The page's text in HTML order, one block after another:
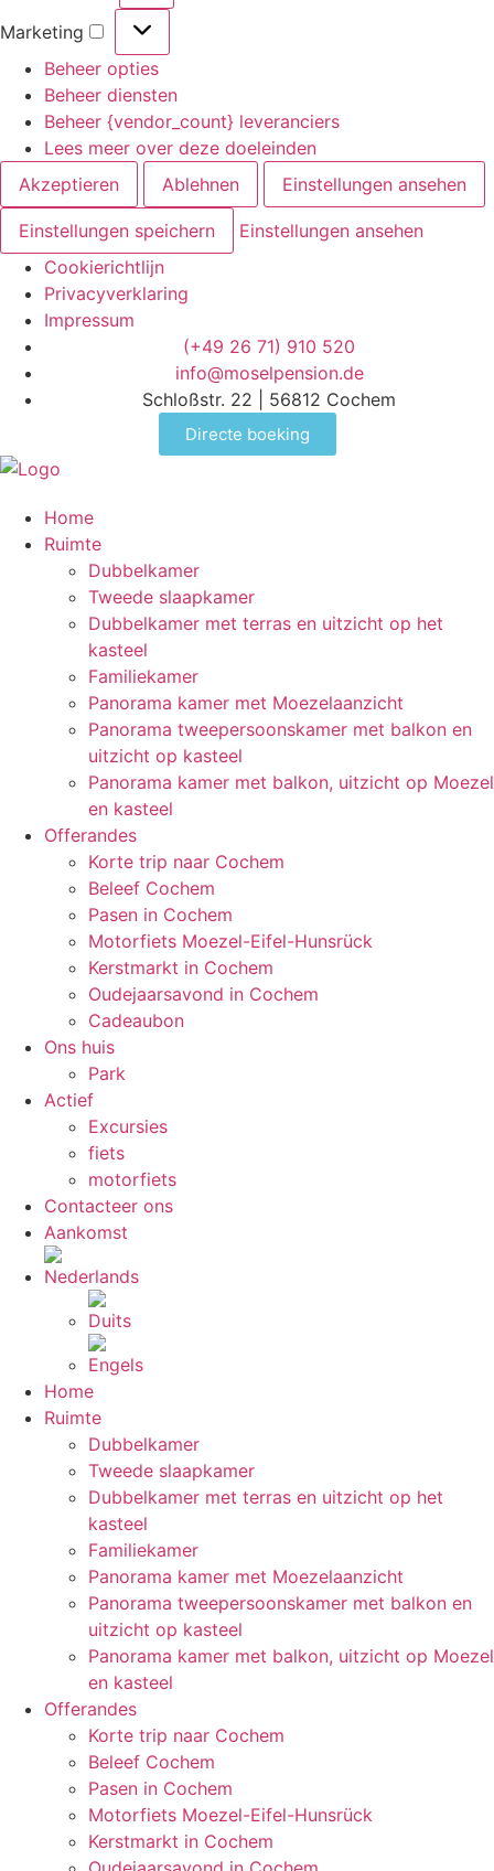
Marketing
Beheer opties
Beheer diensten
Beheer {vendor_count} leveranciers
Lees meer over deze doeleinden
Akzeptieren
Ablehnen Einstellungen ansehen
Einstellungen speichern
Einstellungen ansehen
Cookierichtlijn
Privacyverklaring
Impressum
(+49 26 71) 910 520
info@moselpension.de
Schloßstr. 22 | 56812 Cochem
Directe boeking
Home
Ruimte
Dubbelkamer
Tweede slaapkamer
Dubbelkamer met terras en uitzicht op het
kasteel
Familiekamer
Panorama kamer met Moezelaanzicht
Panorama tweepersoonskamer met balkon en
uitzicht op kasteel
Panorama kamer met balkon, uitzicht op Moezel
en kasteel
Offerandes
Korte trip naar Cochem
Beleef Cochem
Pasen in Cochem
Motorfiets Moezel-Eifel-Hunsrück
Kerstmarkt in Cochem
Oudejaarsavond in Cochem
Cadeaubon
Ons huis
Park
Actief
Excursies
fiets
motorfiets
Contacteer ons
Aankomst
Home
Ruimte
Dubbelkamer
Tweede slaapkamer
Dubbelkamer met terras en uitzicht op het
kasteel
Familiekamer
Panorama kamer met Moezelaanzicht
Panorama tweepersoonskamer met balkon en
uitzicht op kasteel
Panorama kamer met balkon, uitzicht op Moezel
en kasteel
Offerandes
Korte trip naar Cochem
Beleef Cochem
Pasen in Cochem
Motorfiets Moezel-Eifel-Hunsrück
Kerstmarkt in Cochem